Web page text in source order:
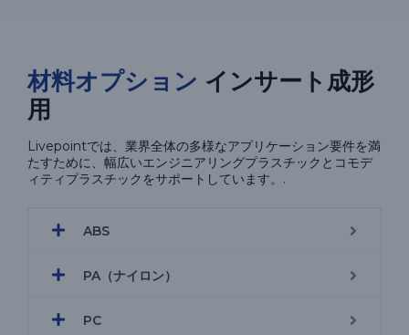
材料オプション インサート成形
用
Livepointでは、業界全体の多様なアプリケーション要件を満
たすために、幅広いエンジニアリングプラスチックとコモデ
ィティプラスチックをサポートしています。.
ABS
PA（ナイロン）
PC